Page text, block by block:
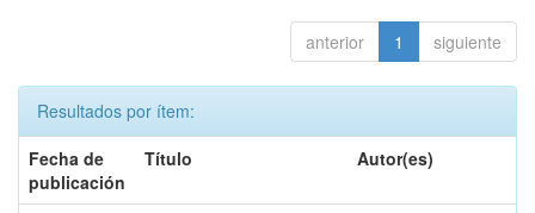
anterior 1 siguiente
Resultados por ítem:
Fecha de
publicación
Título Autor(es)